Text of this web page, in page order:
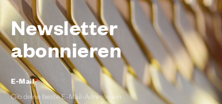
Newsletter
abonnieren
E-Mail*